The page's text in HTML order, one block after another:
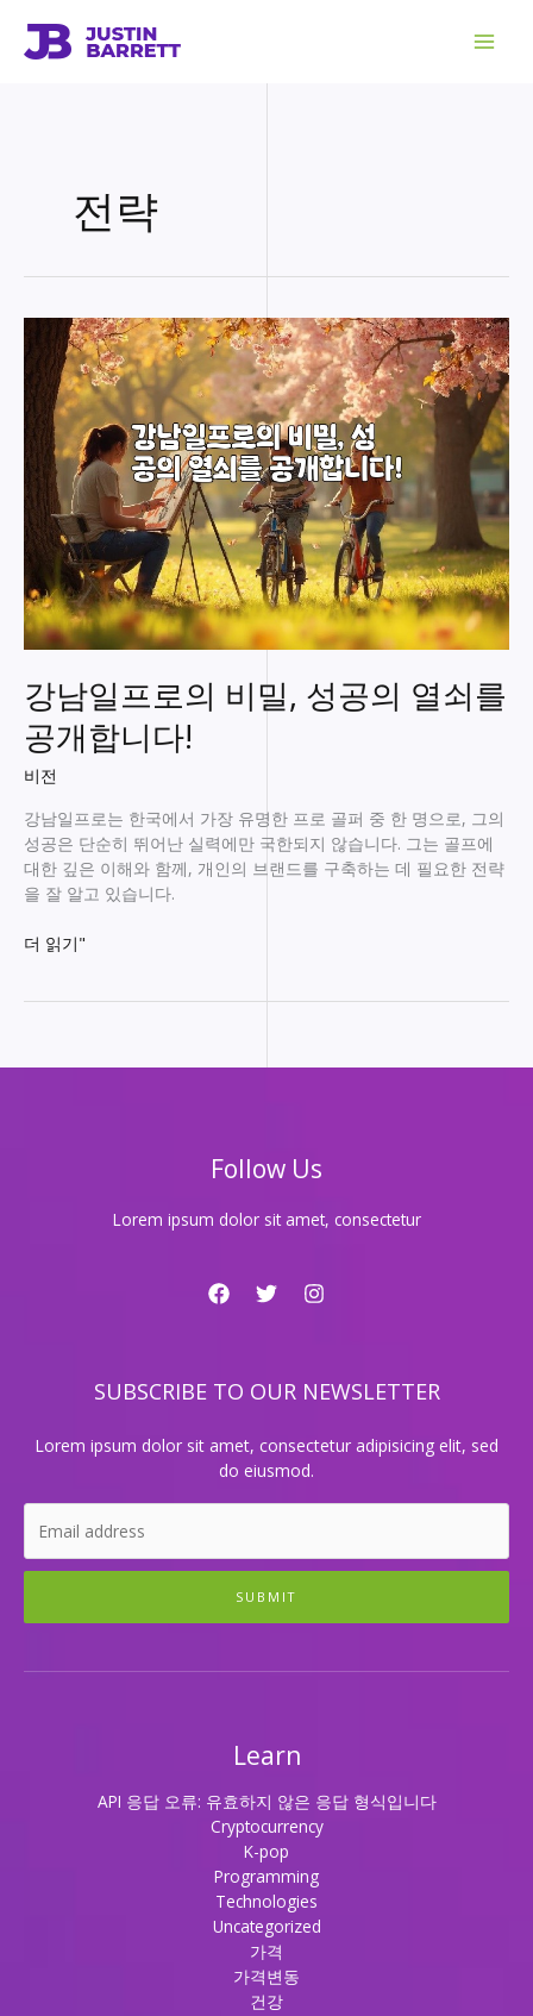
전략
강남일프로의 비밀, 성공의 열쇠를
공개합니다!
비전
강남일프로는 한국에서 가장 유명한 프로 골퍼 중 한 명으로, 그의
성공은 단순히 뛰어난 실력에만 국한되지 않습니다. 그는 골프에
대한 깊은 이해와 함께, 개인의 브랜드를 구축하는 데 필요한 전략
을 잘 알고 있습니다.
강
의
더 읽기"
Follow Us
Lorem ipsum dolor sit amet, consectetur
SUBSCRIBE TO OUR NEWSLETTER
Lorem ipsum dolor sit amet, consectetur adipisicing elit, sed
do eiusmod.
SUBMIT
Learn
API 응답 오류: 유효하지 않은 응답 형식입니다
Cryptocurrency
K-pop
Programming
Technologies
Uncategorized
가격
가격변동
건강